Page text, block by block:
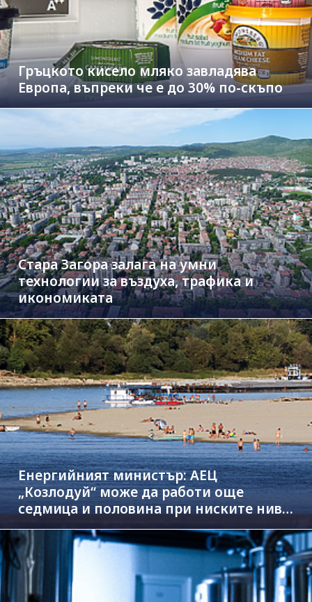
Гръцкото кисело мляко завладява
Европа, въпреки че е до 30% по-скъпо
Стара Загора залага на умни
технологии за въздуха, трафика и
икономиката
Енергийният министър: АЕЦ
„Козлодуй“ може да работи още
седмица и половина при ниските нива
на Дунав